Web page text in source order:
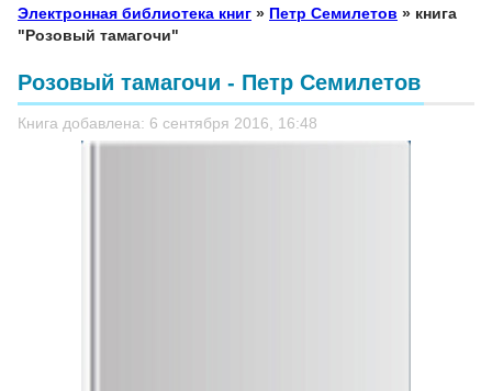
Электронная библиотека книг » Петр Семилетов » книга
"Розовый тамагочи"
Розовый тамагочи - Петр Семилетов
Книга добавлена: 6 сентября 2016, 16:48